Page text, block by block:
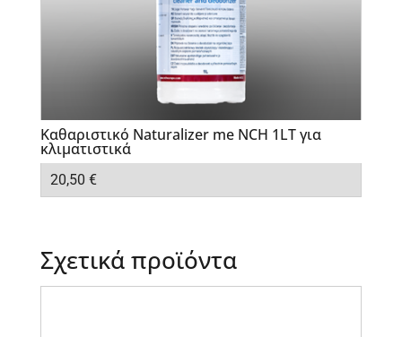
Καθαριστικό Naturalizer me NCH 1LT για
κλιματιστικά
20,50 €
Σχετικά προϊόντα